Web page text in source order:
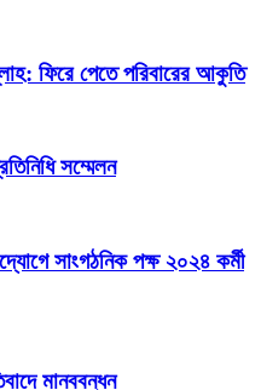
ফিরে পেতে পরিবারের আকুতি
সম্মেলন
সাংগঠনিক পক্ষ ২০২৪ কর্মী
মানববন্ধন